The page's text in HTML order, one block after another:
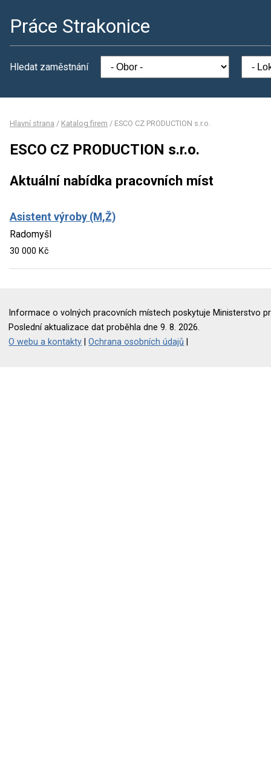
Práce Strakonice
Hledat zaměstnání
Hlavní strana / Katalog firem / ESCO CZ PRODUCTION s.r.o.
ESCO CZ PRODUCTION s.r.o.
Aktuální nabídka pracovních míst
Asistent výroby (M,Ž)
Radomyšl
30 000 Kč
Informace o volných pracovních místech poskytuje Ministerstvo
Poslední aktualizace dat proběhla dne 9. 8. 2026.
O webu a kontakty |Ochrana osobních údajů